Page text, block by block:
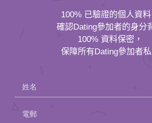
100% 已驗證的個人資料
確認Dating參加者的身分
100% 資料保密，
保障所有Dating參加者
姓名
電郵